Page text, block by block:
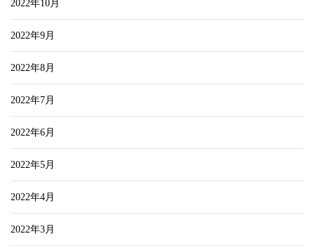
2022年10月
2022年9月
2022年8月
2022年7月
2022年6月
2022年5月
2022年4月
2022年3月